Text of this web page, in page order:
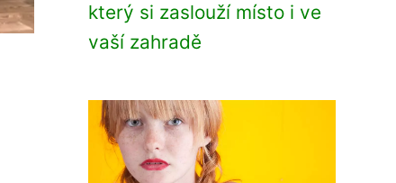
který si zaslouží místo i ve
vaší zahradě